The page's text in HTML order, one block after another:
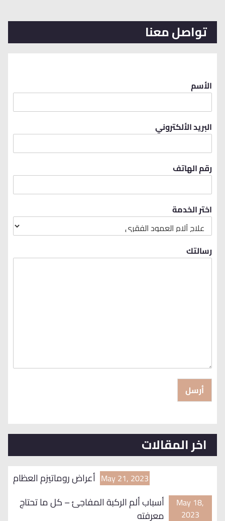
تواصل معنا
الأسم
البريد الألكتروني
رقم الهاتف
اختر الخدمة
رسالتك
أرسل
اخر المقالات
أعراض روماتيزم العظام May 21, 2023
أسباب ألم الركبة المفاجئ – كل ما تحتاج
معرفته
May 18,
2023